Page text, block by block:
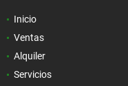
Inicio
Ventas
Alquiler
Servicios